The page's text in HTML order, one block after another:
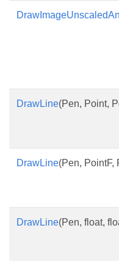
DrawLine(Pen, Point,
DrawLine(Pen, PointF,
DrawLine(Pen, float,